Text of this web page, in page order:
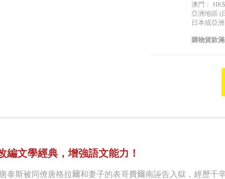
澳門﹕
亞洲地區 (
日本或亞
購物貨款
編文學經典，增強語文能力！
泰斯被同僚唐格拉爾和妻子的表哥費爾南誣告入獄，經歷千